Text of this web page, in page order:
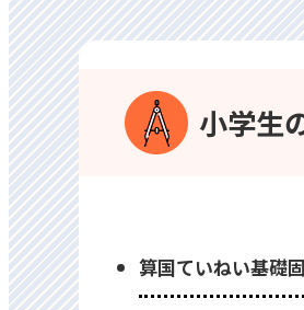
⼩学⽣
算国ていねい基礎